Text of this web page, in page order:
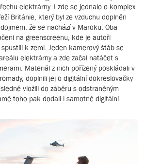
elektrárny. I zde se jednalo o komplex
Británie, který byl ze vzduchu doplněn
že se nachází v Maroku. Oba
na greenscreenu, kde je autoři
k zemi. Jeden kamerový štáb se
elektrárny a zde začal natáčet s
Materiál z nich pořízený poskládali v
doplnili jej o digitální dokreslovačky
vložili do záběru s odstraněným
toho pak dodali i samotné digitální